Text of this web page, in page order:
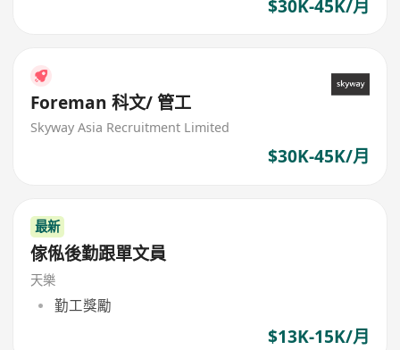
$30K-45K/月
Foreman 科文/ 管工
Skyway Asia Recruitment Limited
$30K-45K/月
最新
傢俬後勤跟單文員
天樂
勤工獎勵
$13K-15K/月